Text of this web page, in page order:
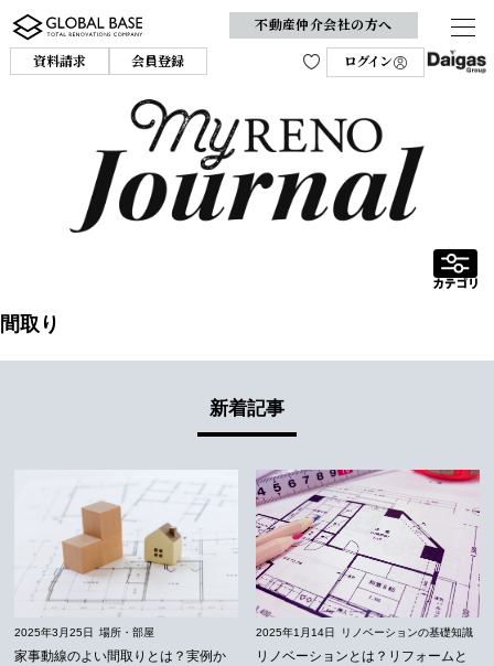
不動産仲介会社の方へ
資料請求
会員登録 ログイン
間取り
新着記事
2025年3月25日 場所・部屋
家事動線のよい間取りとは？実例か
2025年1月14日 リノベーションの基礎知識
リノベーションとは？リフォームと